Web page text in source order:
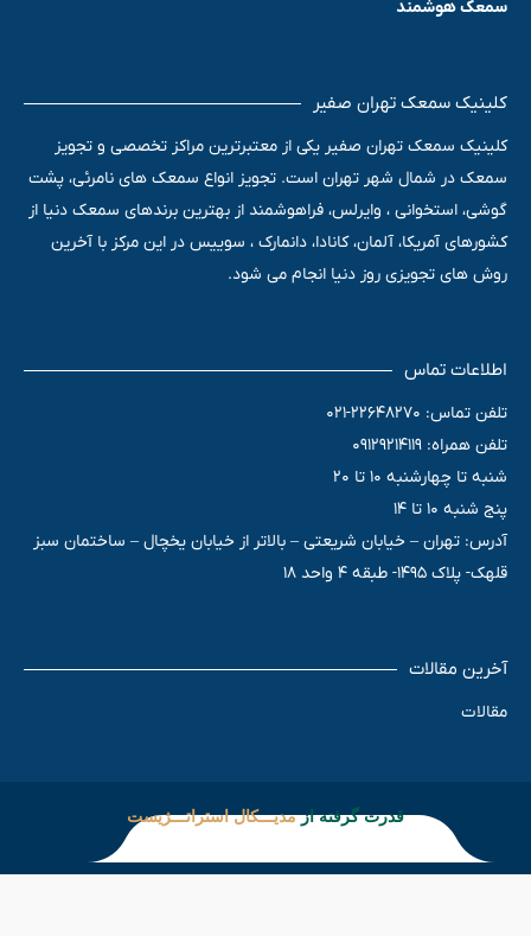
سمعک هوشمند
کلینیک سمعک تهران صفیر
کلینیک سمعک تهران صفیر یکی از معتبرترین مراکز تخصصی و تجویز
سمعک در شمال شهر تهران است. تجویز انواع سمعک های نامرئی، پشت
گوشی، استخوانی ، وایرلس، فراهوشمند از بهترین برندهای سمعک دنیا از
کشورهای آمریکا، آلمان، کانادا، دانمارک ، سوییس در این مرکز با آخرین
روش های تجویزی روز دنیا انجام می شود.
اطلاعات تماس
تلفن تماس: 22648270-021
تلفن همراه: 09129214119
شنبه تا چهارشنبه 10 تا 20
پنج شنبه 10 تا 14
آدرس: تهران – خیابان شریعتی – بالاتر از خیابان یخچال – ساختمان سبز
قلهک- پلاک 1495- طبقه 4 واحد 18
آخرین مقالات
مقالات
قدرت گرفته ازمدیـــکال استراتـــژیست